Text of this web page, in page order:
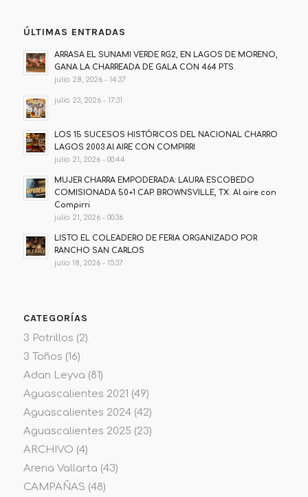
ÚLTIMAS ENTRADAS
ARRASA EL SUNAMI VERDE RG2, EN LAGOS DE MORENO,
GANA LA CHARREADA DE GALA CON 464 PTS.
julio 28, 2026 - 14:37
julio 23, 2026 - 17:31
LOS 15 SUCESOS HISTÓRICOS DEL NACIONAL CHARRO
LAGOS 2003 Al AIRE CON COMPIRRI
julio 21, 2026 - 00:44
MUJER CHARRA EMPODERADA: LAURA ESCOBEDO
COMISIONADA 50+1 CAP. BROWNSVILLE, TX. Al aire con
Compirri
julio 21, 2026 - 00:36
LISTO EL COLEADERO DE FERIA ORGANIZADO POR
RANCHO SAN CARLOS
julio 18, 2026 - 15:37
CATEGORÍAS
3 Potrillos (2)
3 Toños (16)
Adan Leyva (81)
Aguascalientes 2021 (49)
Aguascalientes 2024(42)
Aguascalientes 2025 (23)
ARCHIVO (4)
Arena Vallarta (43)
CAMPAÑAS (48)